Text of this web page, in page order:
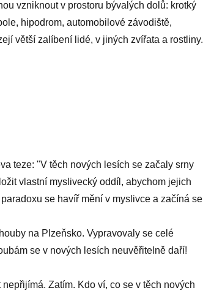
vzniknout v prostoru bývalých dolů: krotký
hipodrom, automobilové závodiště,
větší zalíbení lidé, v jiných zvířata a rostliny.
teze: "V těch nových lesích se začaly srny
vlastní myslivecký oddíl, abychom jejich
se havíř mění v myslivce a začíná se
na Plzeňsko. Vypravovaly se celé
se v nových lesích neuvěřitelně daří!
Zatím. Kdo ví, co se v těch nových